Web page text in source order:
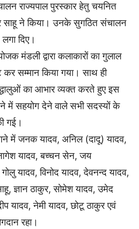
राज्यपाल पुरस्कार हेतु चयनित
साहू ने किया। उनके सुगठित संचालन
दिए।
मंडली द्वारा कलाकारों का गुलाल
सम्मान किया गया। साथ ही
का आभार व्यक्त करते हुए इस
में सहयोग देने वाले सभी सदस्यों के
गई।
में जनक यादव, अनिल (दादू) यादव,
यादव, बच्चन सेन, जय
यादव, विनोद यादव, देवनन्द यादव,
ज्ञान ठाकुर, सोमेश यादव, उमेद
यादव, नेमी यादव, छोटू ठाकुर एवं
रहा।